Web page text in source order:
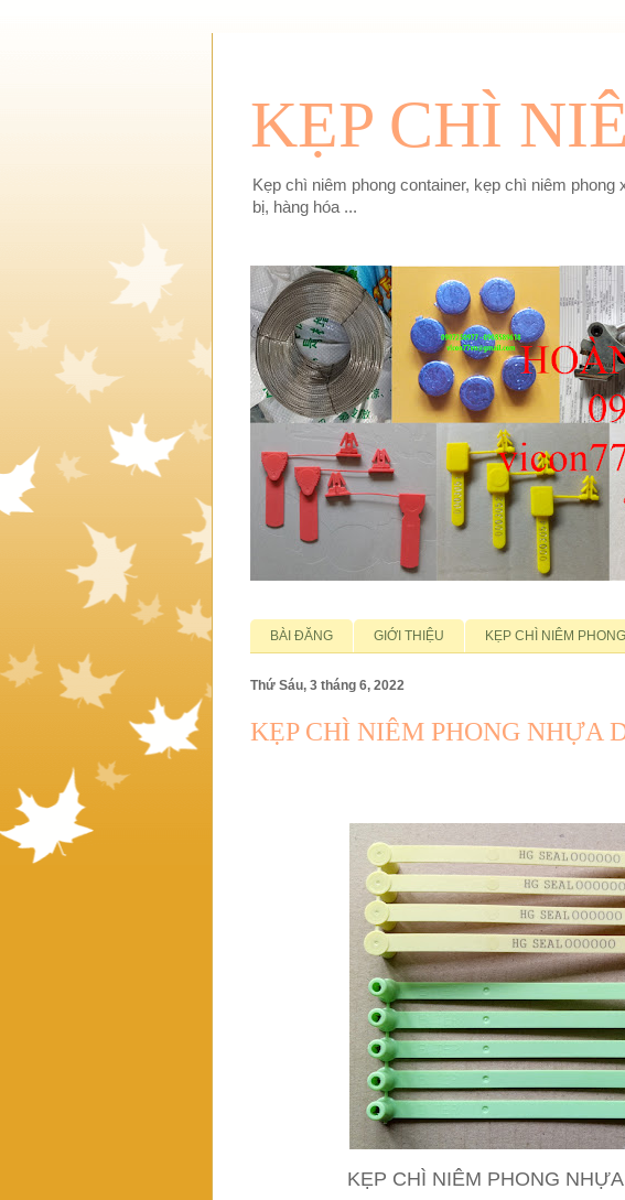
KẸP CHÌ
Kẹp chì niêm phong container, kẹp chì niêm
bị, hàng hóa ...
BÀI ĐĂNG GIỚI THIỆU KẸP CHÌ NIÊM PHONG
Thứ Sáu, 3 tháng 6, 2022
KẸP CHÌ NIÊM PHONG NHỰA
KẸP CHÌ NIÊM PHONG